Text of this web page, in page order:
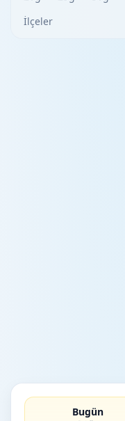
İlçeler
Bugün